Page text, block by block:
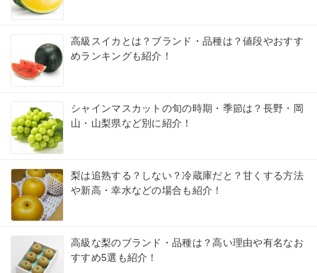
高級スイカとは？ブランド・品種は？値段やおすす
めランキングも紹介！
シャインマスカットの旬の時期・季節は？長野・岡
山・山梨県など別に紹介！
梨は追熟する？しない？冷蔵庫だと？甘くする方法
や新高・幸水などの場合も紹介！
高級な梨のブランド・品種は？高い理由や有名なお
すすめ5選も紹介！